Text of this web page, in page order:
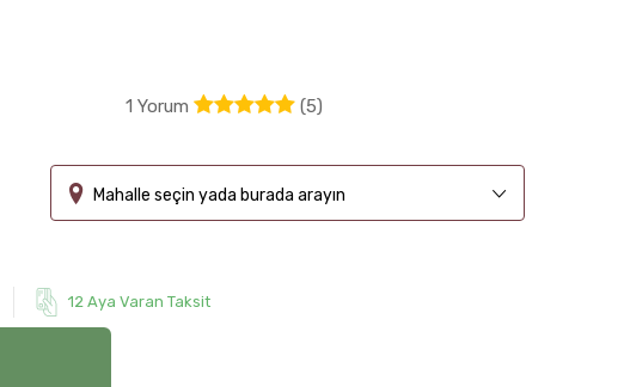
1 Yorum (5)
Mahalle seçin yada burada arayın
12 Aya Varan Taksit